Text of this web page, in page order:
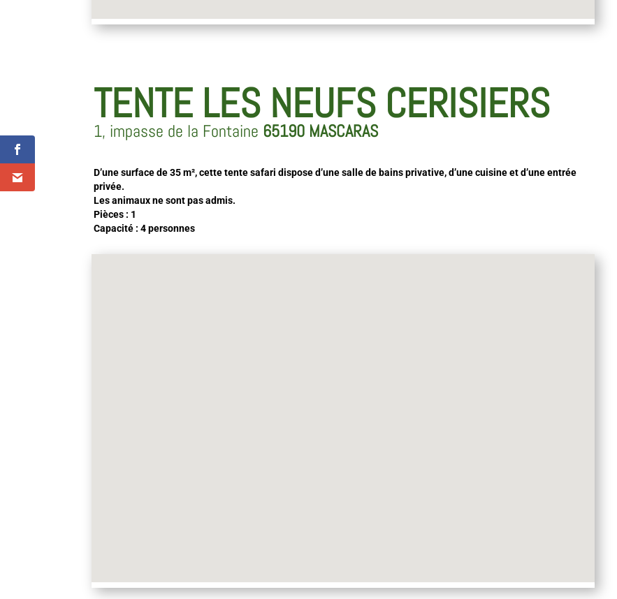
TENTE LES NEUFS CERISIERS
1, impasse de la Fontaine 65190 MASCARAS
D’une surface de 35 m², cette tente safari dispose d’une salle de bains privative, d’une cuisine et d’une entrée
privée.
Les animaux ne sont pas admis.
Pièces : 1
Capacité : 4 personnes